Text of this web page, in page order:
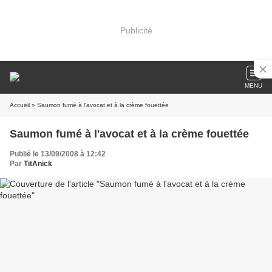
Publicité
MENU
Accueil » Saumon fumé à l'avocat et à la crème fouettée
Saumon fumé à l'avocat et à la crème fouettée
Publié le 13/09/2008 à 12:42
Par TitAnick